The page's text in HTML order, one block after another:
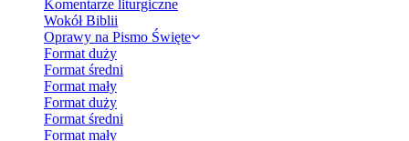
Komentarze liturgiczne
Wokół Biblii
Oprawy na Pismo Święte
Format duży
Format średni
Format mały
Format duży
Format średni
Format mały